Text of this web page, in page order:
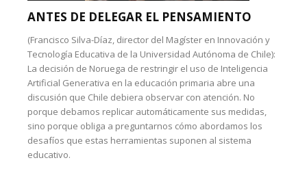
ANTES DE DELEGAR EL PENSAMIENTO
(Francisco Silva-Díaz, director del Magíster en Innovación y
Tecnología Educativa de la Universidad Autónoma de Chile):
La decisión de Noruega de restringir el uso de Inteligencia
Artificial Generativa en la educación primaria abre una
discusión que Chile debiera observar con atención. No
porque debamos replicar automáticamente sus medidas,
sino porque obliga a preguntarnos cómo abordamos los
desafíos que estas herramientas suponen al sistema
educativo.